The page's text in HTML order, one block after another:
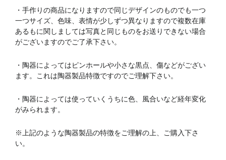
・手作りの商品になりますので同じデザインのものでも一つ
一つサイズ、色味、表情が少しずつ異なりますので複数在庫
あるもに関しましては写真と同じものをお送りできない場合
がございますのでご了承下さい。
・陶器によってはピンホールや小さな黒点、傷などがござい
ます。これは陶器製品特徴ですのでご理解下さい。
・陶器によっては使っていくうちに色、風合いなど経年変化
がみられます。
※上記のような陶器製品の特徴をご理解の上、ご購入下さ
い。